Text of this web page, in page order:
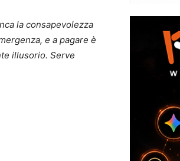
la consapevolezza
e a pagare è
illusorio. Serve